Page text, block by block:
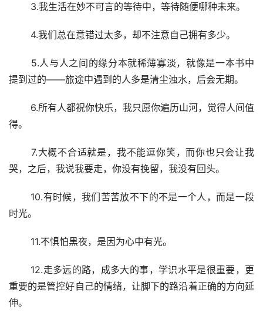
3.我生活在妙不可言的等待中，等待随便哪种未来。
4.我们总在意错过太多，却不注意自己拥有多少。
提到过的——旅途中遇到的人多是清尘浊水，后会无期。
得。
哭，之后，我说我要走，你没有挽留，我没有回头。
时光。
11.不惧怕黑夜，是因为心中有光。
重要的是管控好自己的情绪，让脚下的路沿着正确的方向延
伸。